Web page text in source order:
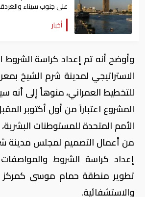
على جنوب سيناء
أخبار
وأوضح أنه تم إعداد كراسة
الاستراتيجي لمدينة شرم الشيخ
للتخطيط العمراني، منوهاً إلى أنه
المشروع اعتباراً من أول أكتوبر
الأمم المتحدة للمستوطنات
من أعمال التصميم لمجلس مدينة
إعداد كراسة الشروط
تطوير منطقة حمام موسى كمركز
والاستشفائية.